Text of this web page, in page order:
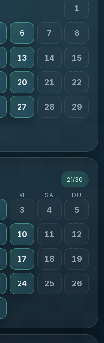
1
6 7 8
13 14 15
20 21 22
27 28 29
21/30
VI SA DU
3 4 5
10 11 12
17 18 19
24 25 26